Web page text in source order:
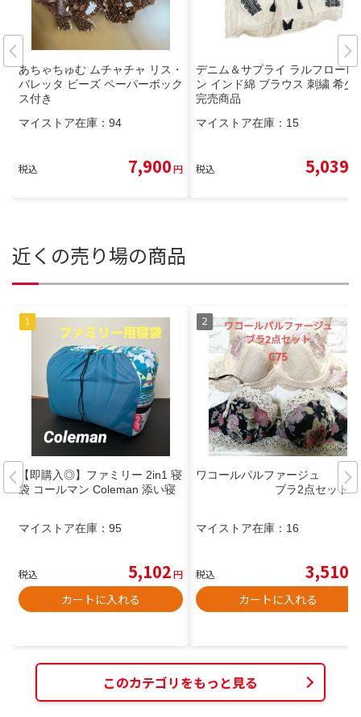
あちゃちゅむ ムチャチャ リス・
バレッタ ビーズ ペーパーボック
ス付き
マイストア在庫： 94
税込 7,900円
デニム＆サプライ ラルフローレ
ン インド綿 ブラウス 刺繍 希少
完売商品
マイストア在庫： 15
税込 5,039
近くの売り場の商品
【即購入◎】ファミリー 2in1 寝
袋 コールマン Coleman 添い寝
マイストア在庫： 95
税込 5,102円
カートに入れる
ワコールパルファージュ
ブラ2点セット
マイストア在庫： 16
税込 3,510
カートに入れる
このカテゴリをもっと見る